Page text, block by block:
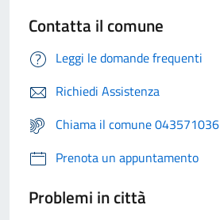
Contatta il comune
Leggi le domande frequenti
Richiedi Assistenza
Chiama il comune 043571036
Prenota un appuntamento
Problemi in città